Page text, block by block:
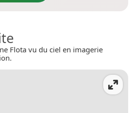
Flota vu du ciel en imagerie